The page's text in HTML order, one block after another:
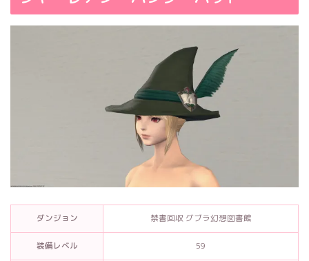
ダンジョン 禁書回収 グブラ幻想図書館
装備レベル 59